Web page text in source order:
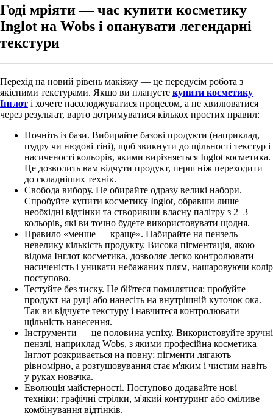
Годі мріяти — час купити косметику
Inglot на Wobs і опанувати легендарні
текстури
Перехід на новий рівень макіяжу — це передусім робота з
якісними текстурами. Якщо ви плануєте купити косметику
Інглот і хочете насолоджуватися процесом, а не хвилюватися
через результат, варто дотримуватися кількох простих правил:
Почніть із бази. Вибирайте базові продукти (наприклад,
пудру чи нюдові тіні), щоб звикнути до щільності текстур і
насиченості кольорів, якими вирізняється Inglot косметика.
Це дозволить вам відчути продукт, перш ніж переходити
до складніших технік.
Свобода вибору. Не обирайте одразу великі набори.
Спробуйте купити косметику Inglot, обравши лише
необхідні відтінки та створивши власну палітру з 2–3
кольорів, які ви точно будете використовувати щодня.
Правило «менше — краще». Набирайте на пензель
невелику кількість продукту. Висока пігментація, якою
відома Інглот косметика, дозволяє легко контролювати
насиченість і уникати небажаних плям, нашаровуючи колір
поступово.
Тестуйте без тиску. Не бійтеся помилятися: пробуйте
продукт на руці або нанесіть на внутрішній куточок ока.
Так ви відчуєте текстуру і навчитеся контролювати
щільність нанесення.
Інструменти — це половина успіху. Використовуйте зручні
пензлі, наприклад Wobs, з якими професійна косметика
Інглот розкривається на повну: пігменти лягають
рівномірно, а розтушовування стає м'яким і чистим навіть
у руках новачка.
Еволюція майстерності. Поступово додавайте нові
техніки: графічні стрілки, м'який контуринг або сміливе
комбінування відтінків.